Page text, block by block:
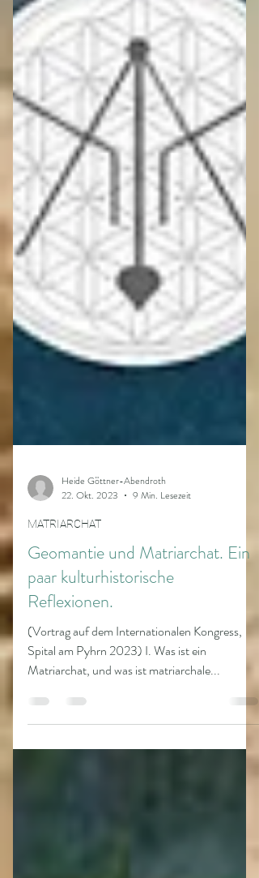
Heide Göttner-Abendroth
22. Okt. 2023
9 Min. Lesezeit
MATRIARCHAT
Geomantie und Matriarchat. Ein
paar kulturhistorische
Reflexionen.
(Vortrag auf dem Internationalen Kongress,
Spital am Pyhrn 2023) I. Was ist ein
Matriarchat, und was ist matriarchale...